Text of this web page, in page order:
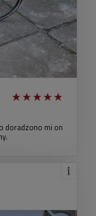
doradzono mi on